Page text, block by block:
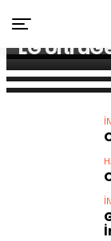
İNCELEME
İNCELEME
LG
İNCELEME
MSI
İNCELEME
AMD